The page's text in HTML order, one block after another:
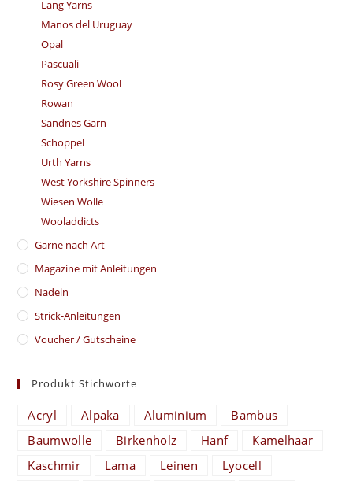
Lang Yarns
Manos del Uruguay
Opal
Pascuali
Rosy Green Wool
Rowan
Sandnes Garn
Schoppel
Urth Yarns
West Yorkshire Spinners
Wiesen Wolle
Wooladdicts
Garne nach Art
Magazine mit Anleitungen
Nadeln
Strick-Anleitungen
Voucher / Gutscheine
Produkt Stichworte
Acryl Alpaka Aluminium
Bambus
Baumwolle
Birkenholz Hanf
Kamelhaar
Kaschmir
Lama Leinen
Lyocell